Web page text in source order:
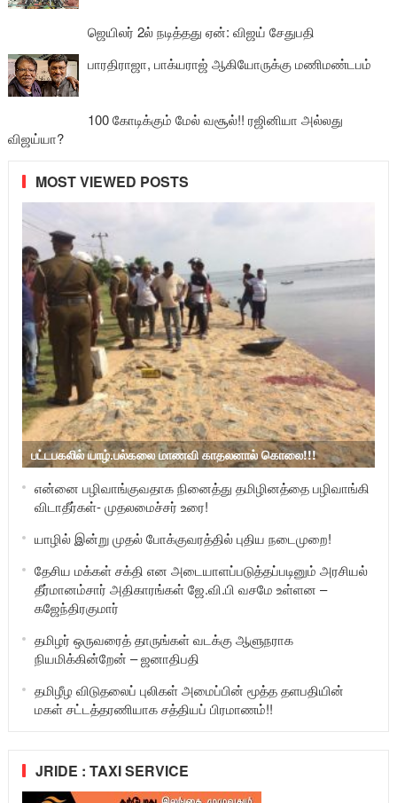
ஜெயிலர் 2ல் நடித்தது ஏன்: விஜய் சேதுபதி
பாரதிராஜா, பாக்யராஜ் ஆகியோருக்கு மணிமண்டபம்
100 கோடிக்கும் மேல் வசூல்!! ரஜினியா அல்லது
விஜய்யா?
MOST VIEWED POSTS
பட்டபகலில் யாழ்.பல்கலை மாணவி காதலனால் கொலை!!!
என்னை பழிவாங்குவதாக நினைத்து தமிழினத்தை பழிவாங்கி
விடாதீர்கள்- முதலமைச்சர் உரை!
யாழில் இன்று முதல் போக்குவரத்தில் புதிய நடைமுறை!
தேசிய மக்கள் சக்தி என அடையாளப்படுத்தப்படினும் அரசியல்
தீர்மானம்சார் அதிகாரங்கள் ஜே.வி.பி வசமே உள்ளன –
கஜேந்திரகுமார்
தமிழர் ஒருவரைத் தாருங்கள் வடக்கு ஆளுநராக
நியமிக்கின்றேன் – ஜனாதிபதி
தமிழீழ விடுதலைப் புலிகள் அமைப்பின் மூத்த தளபதியின்
மகள் சட்டத்தரணியாக சத்தியப் பிரமாணம்!!
JRIDE : TAXI SERVICE